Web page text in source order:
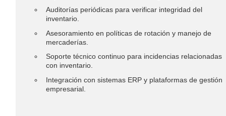
Auditorías periódicas para verificar integridad del
inventario.
Asesoramiento en políticas de rotación y manejo de
mercaderías.
Soporte técnico continuo para incidencias relacionadas
con inventario.
Integración con sistemas ERP y plataformas de gestión
empresarial.